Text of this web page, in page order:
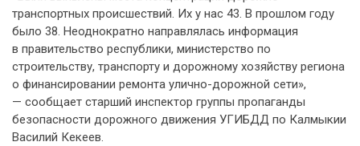
транспортных происшествий. Их у нас 43. В прошлом году
было 38. Неоднократно направлялась информация
в правительство республики, министерство по
строительству, транспорту и дорожному хозяйству региона
о финансировании ремонта улично-дорожной сети»,
— сообщает старший инспектор группы пропаганды
безопасности дорожного движения УГИБДД по Калмыкии
Василий Кекеев.